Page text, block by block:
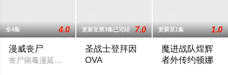
全4集 4.0
漫威丧尸
丧尸病毒漫延，血腥与混乱笼罩。复仇者成为丧尸，世界末日
更新至第3集已完结 7.0
圣战士登拜因
OVA
更新至1集 1.0
魔进战队煌辉
者外传约顿娜